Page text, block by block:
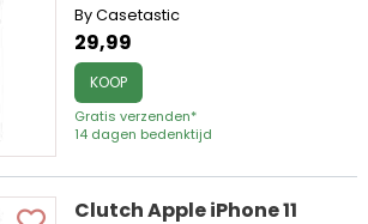
By Casetastic
29,99
KOOP
Gratis verzenden*
14 dagen bedenktijd
Clutch Apple iPhone 11